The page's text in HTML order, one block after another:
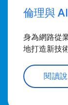
倫理與 AI
身為網路從
地打造新技術
閱讀